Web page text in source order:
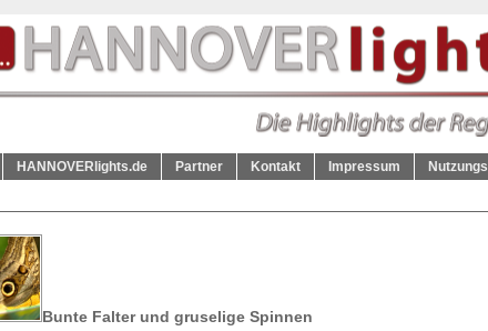
HANNOVERlights.de Partner Kontakt Impressum
Bunte Falter und gruselige Spinnen